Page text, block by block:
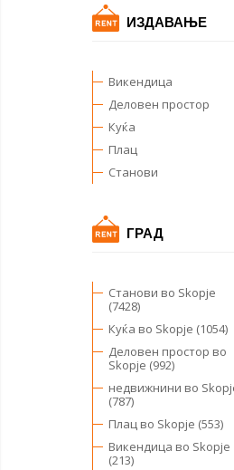
ИЗДАВАЊЕ
Викендица
Деловен простор
Куќа
Плац
Станови
ГРАД
Станови во Skopje
(7428)
Куќа во Skopje (1054)
Деловен простор во
Skopje (992)
недвижнини во
(787)
Плац во Skopje (553)
Викендица во Skopje
(213)